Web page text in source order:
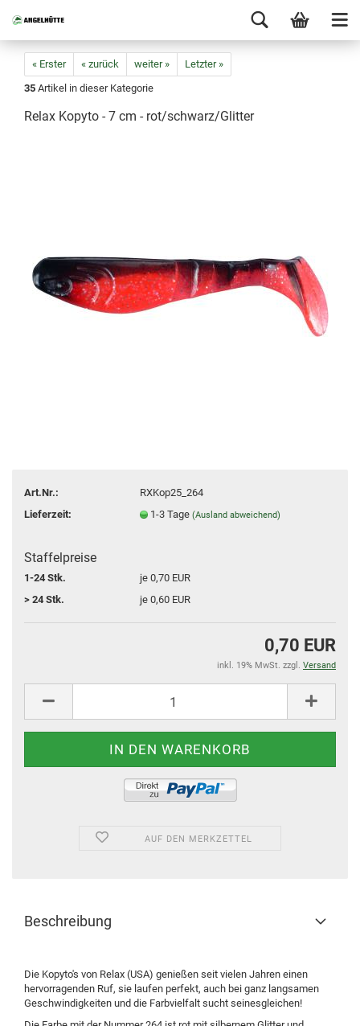
« Erster « zurück weiter »
Letzter »
35 Artikel in dieser Kategorie
Relax Kopyto - 7 cm - rot/schwarz/Glitter
Art.Nr.:
RXKop25_264
Lieferzeit:
1-3 Tage(Ausland abweichend)
Staffelpreise
1-24 Stk.
je 0,70 EUR
> 24 Stk.
je 0,60 EUR
0,70 EUR
inkl. 19% MwSt. zzgl. Versand
AUF DEN MERKZETTEL
Beschreibung
Die Kopyto's von Relax (USA) genießen seit vielen Jahren einen
hervorragenden Ruf, sie laufen perfekt, auch bei ganz langsamen
Geschwindigkeiten und die Farbvielfalt sucht seinesgleichen!